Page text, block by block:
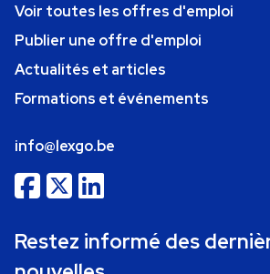
Voir toutes les offres d'emploi
Publier une offre d'emploi
Actualités et articles
Formations et événements
info@lexgo.be
Restez informé des